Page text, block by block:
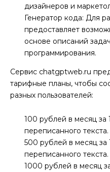
дизайнеров и
Генератор кода: Для
предоставляет
основе описаний
программирования.
Сервис chatgptweb.ru
тарифные планы, чтобы
разных пользователей:
100 рублей в месяц
переписанного текста.
500 рублей в месяц
переписанного текста.
1000 рублей в месяц